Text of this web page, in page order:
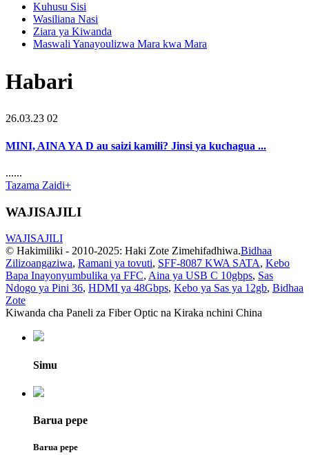
Kuhusu Sisi
Wasiliana Nasi
Ziara ya Kiwanda
Maswali Yanayoulizwa Mara kwa Mara
Habari
26.03.23 02
MINI, AINA YA D au saizi kamili? Jinsi ya kuchagua ...
......
Tazama Zaidi+
WAJISAJILI
WAJISAJILI
© Hakimiliki - 2010-2025: Haki Zote Zimehifadhiwa.Bidhaa
Zilizoangaziwa, Ramani ya tovuti, SFF-8087 KWA SATA, Kebo
Bapa Inayonyumbulika ya FFC, Aina ya USB C 10gbps, Sas
Ndogo ya Pini 36, HDMI ya 48Gbps, Kebo ya Sas ya 12gb, Bidhaa
Zote
Kiwanda cha Paneli za Fiber Optic na Kiraka nchini China
Simu
Barua pepe
Barua pepe